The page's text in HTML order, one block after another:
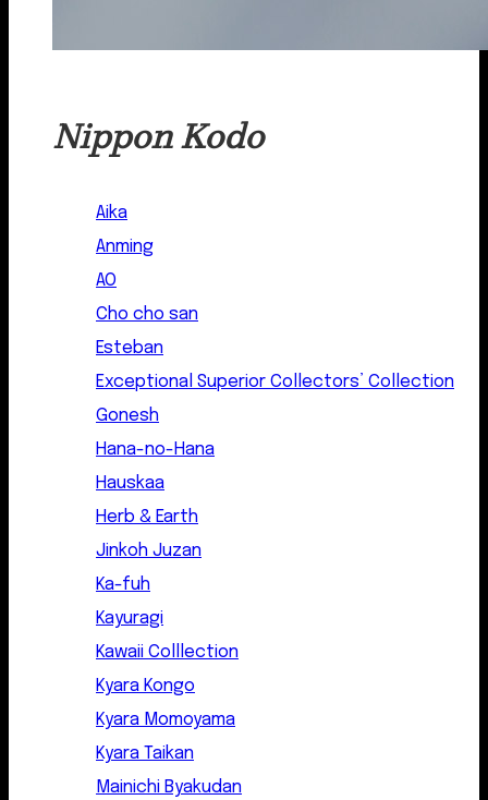
Nippon Kodo
Aika
Anming
AO
Cho cho san
Esteban
Exceptional Superior Collectors’ Collection
Gonesh
Hana-no-Hana
Hauskaa
Herb & Earth
Jinkoh Juzan
Ka-fuh
Kayuragi
Kawaii Colllection
Kyara Kongo
Kyara Momoyama
Kyara Taikan
Mainichi Byakudan